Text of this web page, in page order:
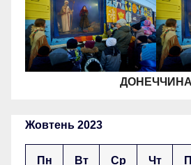
ДОНЕЧЧИНА
Жовтень 2023
Пн Вт Ср Чт